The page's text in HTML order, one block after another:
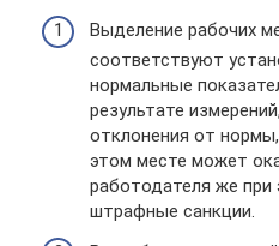
Выделение рабочих
соответствуют
нормальные
результате
отклонения от
этом месте может
работодателя же
штрафные санкции.